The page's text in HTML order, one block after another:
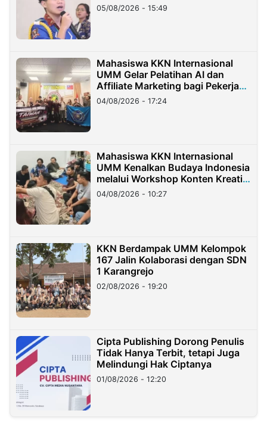
05/08/2026 - 15:49
Mahasiswa KKN Internasional
UMM Gelar Pelatihan AI dan
Affiliate Marketing bagi Pekerja
Migran Indonesia di Taiwan
04/08/2026 - 17:24
Mahasiswa KKN Internasional
UMM Kenalkan Budaya Indonesia
melalui Workshop Konten Kreatif
di Taiwan
04/08/2026 - 10:27
KKN Berdampak UMM Kelompok
167 Jalin Kolaborasi dengan SDN
1 Karangrejo
02/08/2026 - 19:20
Cipta Publishing Dorong Penulis
Tidak Hanya Terbit, tetapi Juga
Melindungi Hak Ciptanya
01/08/2026 - 12:20